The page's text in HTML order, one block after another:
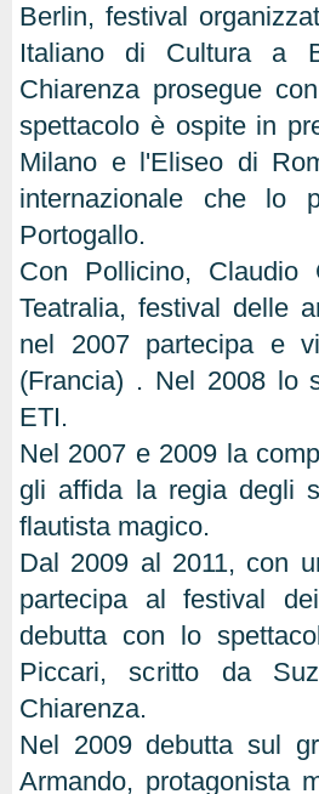
Berlin, festival
Italiano di Cultura a
Chiarenza prosegue
spettacolo è ospite in
Milano e l'Eliseo di
internazionale che lo
Portogallo.
Con Pollicino,
Teatralia, festival delle
nel 2007 partecipa e
(Francia) . Nel 2008 lo
ETI.
Nel 2007 e 2009 la
gli affida la regia degli
flautista magico.
Dal 2009 al 2011, con
partecipa al festival
debutta con lo
Piccari, scritto da
Chiarenza.
Nel 2009 debutta sul
Armando, protagonista